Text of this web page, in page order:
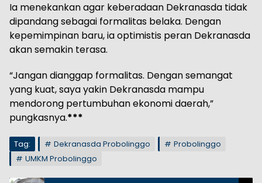
Ia menekankan agar keberadaan Dekranasda tidak
dipandang sebagai formalitas belaka. Dengan
kepemimpinan baru, ia optimistis peran Dekranasda
akan semakin terasa.
“Jangan dianggap formalitas. Dengan semangat
yang kuat, saya yakin Dekranasda mampu
mendorong pertumbuhan ekonomi daerah,”
pungkasnya.***
Tag: Dekranasda Probolinggo
Probolinggo
UMKM Probolinggo